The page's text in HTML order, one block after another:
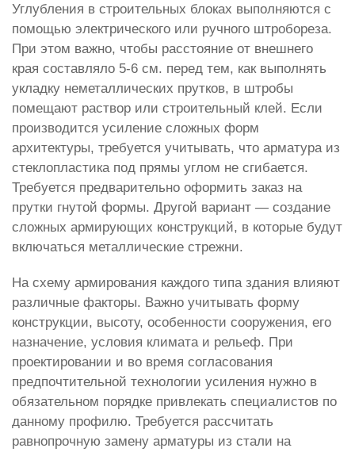
Углубления в строительных блоках выполняются с
помощью электрического или ручного штробореза.
При этом важно, чтобы расстояние от внешнего
края составляло 5-6 см. перед тем, как выполнять
укладку неметаллических прутков, в штробы
помещают раствор или строительный клей. Если
производится усиление сложных форм
архитектуры, требуется учитывать, что арматура из
стеклопластика под прямы углом не сгибается.
Требуется предварительно оформить заказ на
прутки гнутой формы. Другой вариант — создание
сложных армирующих конструкций, в которые будут
включаться металлические стрежни.
На схему армирования каждого типа здания влияют
различные факторы. Важно учитывать форму
конструкции, высоту, особенности сооружения, его
назначение, условия климата и рельеф. При
проектировании и во время согласования
предпочтительной технологии усиления нужно в
обязательном порядке привлекать специалистов по
данному профилю. Требуется рассчитать
равнопрочную замену арматуры из стали на